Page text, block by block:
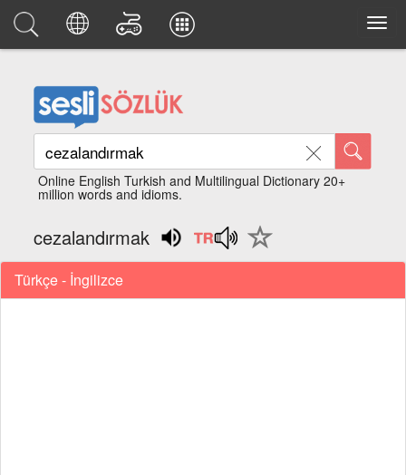
Online English Turkish and Multilingual Dictionary 20+
million words and idioms.
cezalandırmak
Türkçe - İngilizce